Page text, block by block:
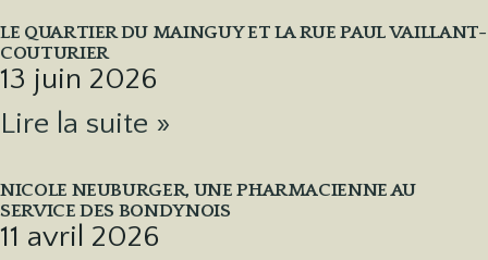
LE QUARTIER DU MAINGUY ET LA RUE PAUL VAILLANT-
COUTURIER
13 juin 2026
Lire la suite »
NICOLE NEUBURGER, UNE PHARMACIENNE AU
SERVICE DES BONDYNOIS
11 avril 2026